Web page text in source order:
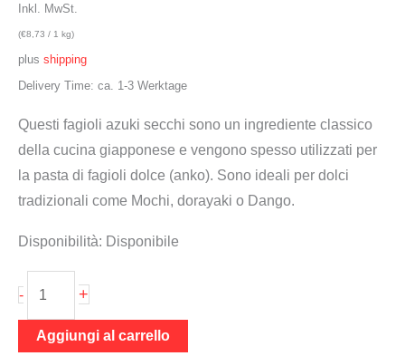
Inkl. MwSt.
(€8,73 / 1 kg)
plus shipping
Delivery Time: ca. 1-3 Werktage
Questi fagioli azuki secchi sono un ingrediente classico
della cucina giapponese e vengono spesso utilizzati per
la pasta di fagioli dolce (anko). Sono ideali per dolci
tradizionali come Mochi, dorayaki o Dango.
Disponibilità: Disponibile
-
400
+
Aggiungi al carrello